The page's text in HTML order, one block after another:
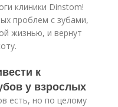
клиники Dinstom!
проблем с зубами,
жизнью, и вернут
к
у взрослых
есть, но по целому